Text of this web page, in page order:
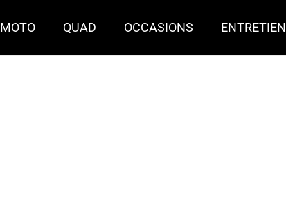
MOTO QUAD OCCASIONS ENTRETIEN